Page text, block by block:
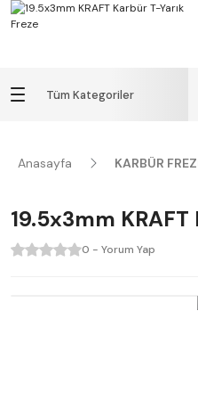
Tüm Kategoriler
Anasayfa KARBÜR
19.5x3mm
0 - Yorum Yap